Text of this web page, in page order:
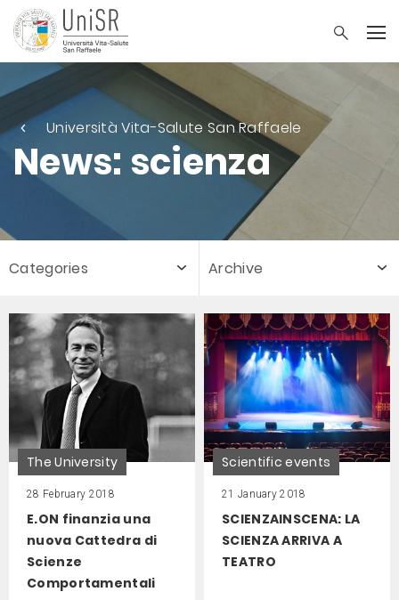
Università Vita-Salute San Raffaele
News: scienza
Categories Archive
The University
28 February 2018
E.ON finanzia una
nuova Cattedra di
Scienze
Comportamentali
Scientific events
21 January 2018
SCIENZAINSCENA: LA
SCIENZA ARRIVA A
TEATRO